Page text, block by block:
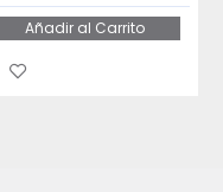
Añadir al Carrito